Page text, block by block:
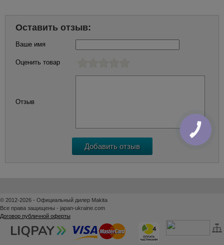
Оставить отзыв:
Ваше имя
Оценить товар
Отзыв
© 2012-2026 - Официальный дилер Makita
Все права защищены - japan-ukraine.com
Договор публичной оферты
КНОПКА
ЗВ'ЯЗКУ